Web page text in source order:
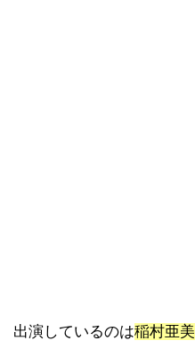
出演しているのは稲村亜美